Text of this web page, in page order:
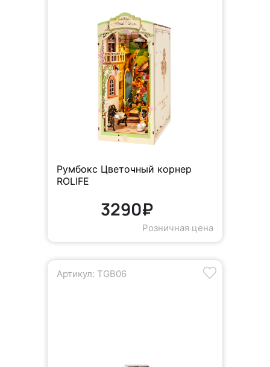
Румбокс Цветочный корнер
ROLIFE
3290₽
Розничная цена
Артикул: TGB06